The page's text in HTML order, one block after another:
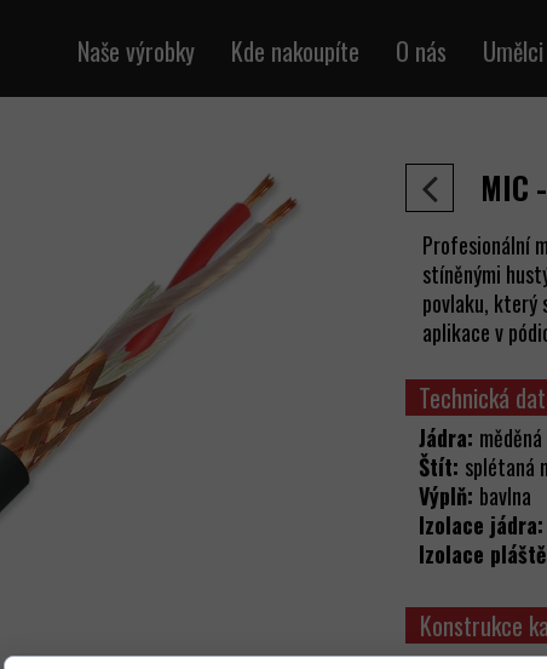
Naše výrobky
Kabely přístrojů
Reproduktorové kabely
DMX kabely
MIDI kabely
Kabelová metráž
Napájecí a signálové
Kde nakoupíte
Obchod
O nás Umělci
MIC
Profesionální
stíněnými
povlaku, který
aplikace v
Technická
Jádra:
Štít: splétaná
Výplň: bavlna
Izolace jádra:
Izolace
Konstrukce